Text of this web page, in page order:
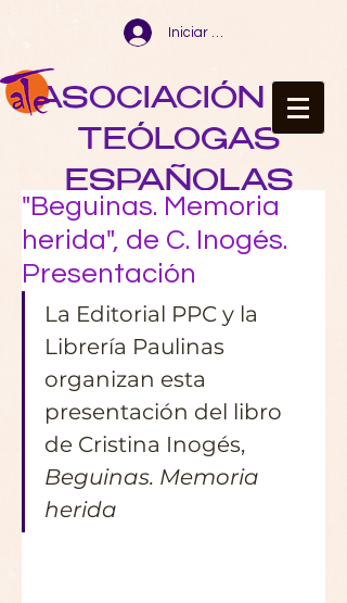
Iniciar sesión
ASOCIACIÓN DE
TEÓLOGAS
ESPAÑOLAS
"Beguinas. Memoria
herida", de C. Inogés.
Presentación
La Editorial PPC y la
Librería Paulinas
organizan esta
presentación del libro
de Cristina Inogés,
Beguinas. Memoria
herida